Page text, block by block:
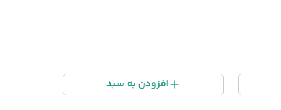
افزودن به سبد